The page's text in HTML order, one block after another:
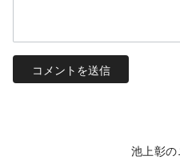
池上彰